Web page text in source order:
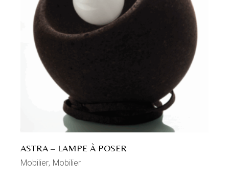
ASTRA – LAMPE À POSER
Mobilier Mobilier